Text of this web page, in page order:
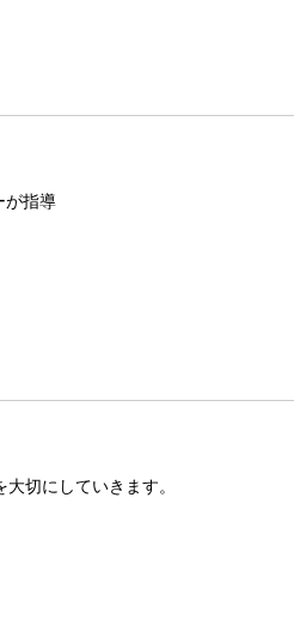
が指導
切にしていきます。